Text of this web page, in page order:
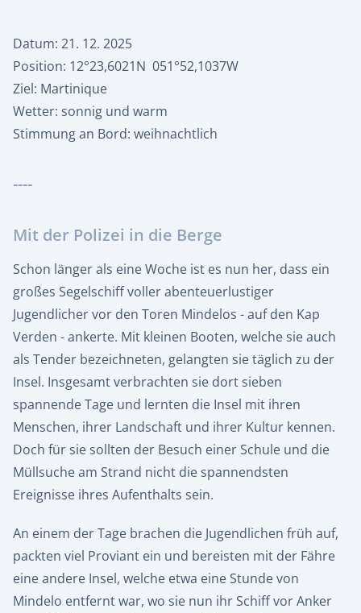
Datum: 21. 12. 2025
Position: 12°23,6021N 051°52,1037W
Ziel: Martinique
Wetter: sonnig und warm
Stimmung an Bord: weihnachtlich
----
Mit der Polizei in die Berge
Schon länger als eine Woche ist es nun her, dass ein
großes Segelschiff voller abenteuerlustiger
Jugendlicher vor den Toren Mindelos - auf den Kap
Verden - ankerte. Mit kleinen Booten, welche sie auch
als Tender bezeichneten, gelangten sie täglich zu der
Insel. Insgesamt verbrachten sie dort sieben
spannende Tage und lernten die Insel mit ihren
Menschen, ihrer Landschaft und ihrer Kultur kennen.
Doch für sie sollten der Besuch einer Schule und die
Müllsuche am Strand nicht die spannendsten
Ereignisse ihres Aufenthalts sein.
An einem der Tage brachen die Jugendlichen früh auf,
packten viel Proviant ein und bereisten mit der Fähre
eine andere Insel, welche etwa eine Stunde von
Mindelo entfernt war, wo sie nun ihr Schiff vor Anker